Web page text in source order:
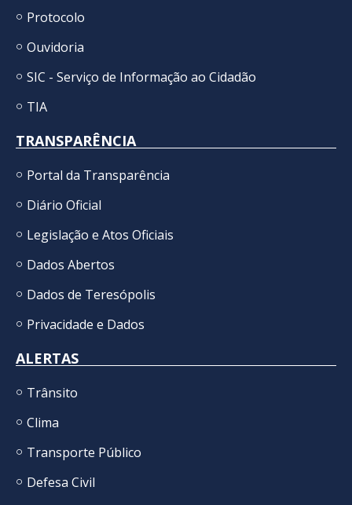
Protocolo
Ouvidoria
SIC - Serviço de Informação ao Cidadão
TIA
TRANSPARÊNCIA
Portal da Transparência
Diário Oficial
Legislação e Atos Oficiais
Dados Abertos
Dados de Teresópolis
Privacidade e Dados
ALERTAS
Trânsito
Clima
Transporte Público
Defesa Civil